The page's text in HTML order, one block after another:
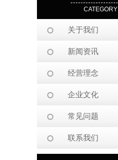
CATEGORY
关于我们
新闻资讯
经营理念
企业文化
常见问题
联系我们